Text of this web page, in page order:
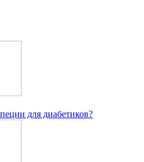
для диабетиков?